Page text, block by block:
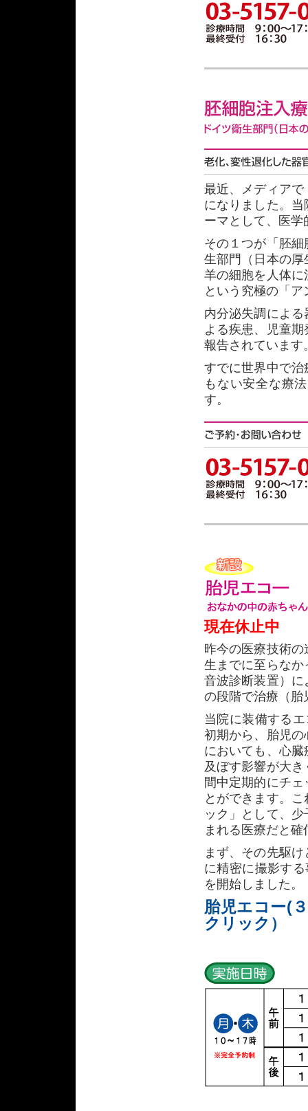
最近、メディア
になりました。
ーマとして、医
その１つが「胚
生部門（日本の
羊の細胞を人体
という究極の「
内分泌失調によ
よる疾患、児童
報告されています
すでに世界中で
もない安全な療
す。
現在休止中
昨今の医療技術
生までに至らな
音波診断装置）
の段階で治療（胎
当院に装備する
初期から、胎児
においても、心
及ぼす影響が大
間中定期的にチ
とができます。
ック」として、
まれる医療だと
まず、その先駆
に精密に撮影す
を開始しました。
胎児エコー(
クリック）